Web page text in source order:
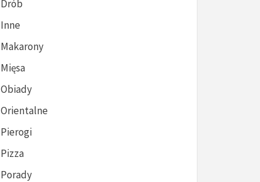
Drób
Inne
Makarony
Mięsa
Obiady
Orientalne
Pierogi
Pizza
Porady